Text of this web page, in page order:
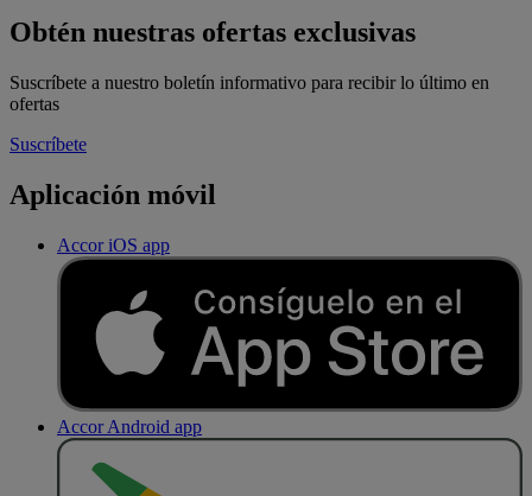
Obtén nuestras ofertas exclusivas
Suscríbete a nuestro boletín informativo para recibir lo último en
ofertas
Suscríbete
Aplicación móvil
Accor iOS app
Accor Android app